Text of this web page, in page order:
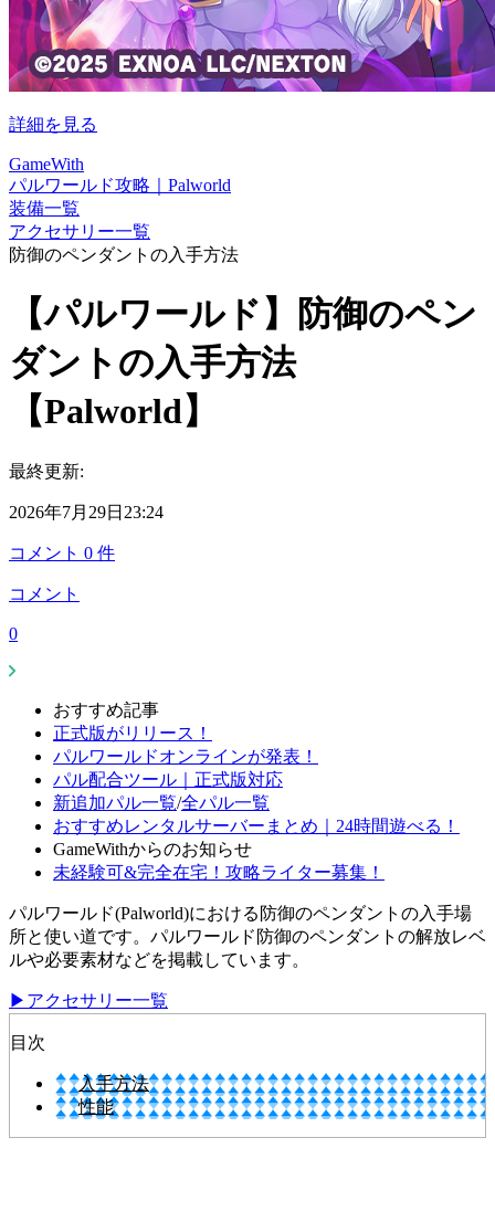
詳細を見る
GameWith
パルワールド攻略｜Palworld
装備一覧
アクセサリー一覧
防御のペンダントの入手方法
【パルワールド】防御のペン
ダントの入手方法
【Palworld】
最終更新:
2026年7月29日23:24
コメント 0 件
コメント
0
おすすめ記事
正式版がリリース！
パルワールドオンラインが発表！
パル配合ツール｜正式版対応
新追加パル一覧/全パル一覧
おすすめレンタルサーバーまとめ｜24時間遊べる！
GameWithからのお知らせ
未経験可&完全在宅！攻略ライター募集！
パルワールド(Palworld)における防御のペンダントの入手場
所と使い道です。パルワールド防御のペンダントの解放レベ
ルや必要素材などを掲載しています。
▶アクセサリー一覧
目次
入手方法
性能